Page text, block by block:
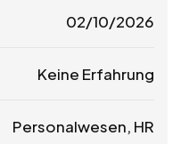
02/10/2026
Keine Erfahrung
Personalwesen, HR